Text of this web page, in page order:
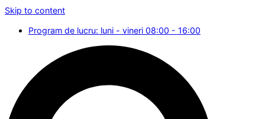
Skip to content
Program de lucru: luni - vineri 08:00 - 16:00